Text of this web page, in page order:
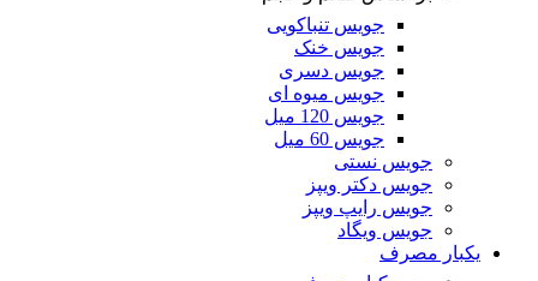
جویس تنباکویی
جویس خنک
جویس دسری
جویس میوه ای
جویس 120 میل
جویس 60 میل
جویس نستی
جویس دکتر ویپز
جویس رایپ ویپز
جویس ویگاد
یکبار مصرف